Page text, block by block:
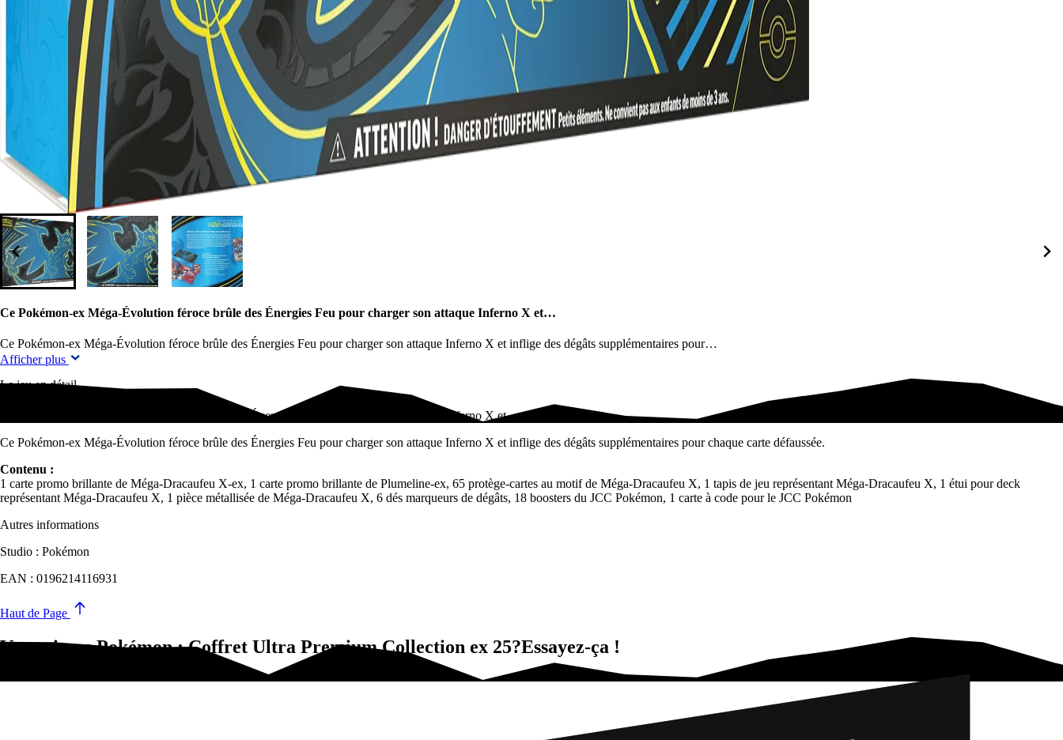
Ce Pokémon-ex Méga-Évolution féroce brûle des Énergies Feu pour charger son attaque Inferno X et…
Ce Pokémon-ex Méga-Évolution féroce brûle des Énergies Feu pour charger son attaque Inferno X et inflige des dégâts supplémentaires pour…
Afficher plus
Le jeu en détail
Ce Pokémon-ex Méga-Évolution féroce brûle des Énergies Feu pour charger son attaque Inferno X et…
Ce Pokémon-ex Méga-Évolution féroce brûle des Énergies Feu pour charger son attaque Inferno X et inflige des dégâts supplémentaires pour chaque carte défaussée.
Contenu :
1 carte promo brillante de Méga-Dracaufeu X-ex, 1 carte promo brillante de Plumeline-ex, 65 protège-cartes au motif de Méga-Dracaufeu X, 1 tapis de jeu représentant Méga-Dracaufeu X, 1 étui pour deck
représentant Méga-Dracaufeu X, 1 pièce métallisée de Méga-Dracaufeu X, 6 dés marqueurs de dégâts, 18 boosters du JCC Pokémon, 1 carte à code pour le JCC Pokémon
Autres informations
Studio : Pokémon
EAN : 0196214116931
Haut de Page
Vous aimez Pokémon : Coffret Ultra Premium Collection ex 25?Essayez-ça !